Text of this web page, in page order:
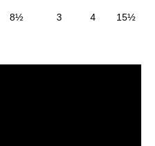
8½ 3 4 15½